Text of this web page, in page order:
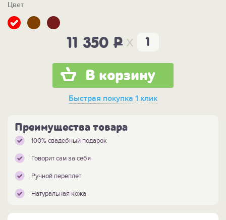
Цвет
11 350 P x
В корзину
Быстрая покупка 1 клик
Преимущества товара
100% свадебный подарок
Говорит сам за себя
Ручной переплет
Натуральная кожа